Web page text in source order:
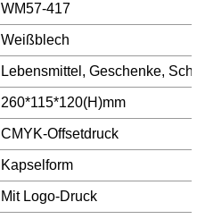
WM57-417
Weißblech
Lebensmittel, Geschenke,
260*115*120(H)mm
CMYK-Offsetdruck
Kapselform
Mit Logo-Druck